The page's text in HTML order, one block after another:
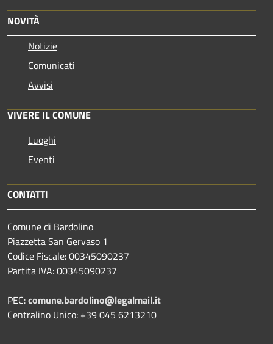
NOVITÀ
Notizie
Comunicati
Avvisi
VIVERE IL COMUNE
Luoghi
Eventi
CONTATTI
Comune di Bardolino
Piazzetta San Gervaso 1
Codice Fiscale: 00345090237
Partita IVA: 00345090237
PEC:comune.bardolino@legalmail.it
Centralino Unico: +39 045 6213210